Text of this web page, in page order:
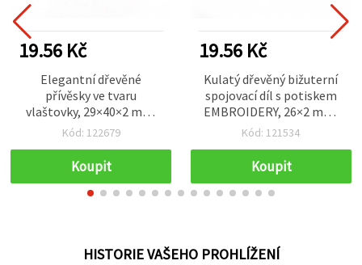
19.56 Kč
Elegantní dřevěné
přívěsky ve tvaru
vlaštovky, 29×40×2 mm,
otvor 2 mm – sada 10 ks
tvoření
Kód: 122679
Koupit
19.56 Kč
Kulatý dřevěný bižuterní
spojovací díl s potiskem
EMBROIDERY, 26×2 mm,
otvor 2 mm – 10 ks
Kód: 121534
Koupit
HISTORIE VAŠEHO PROHLÍŽENÍ